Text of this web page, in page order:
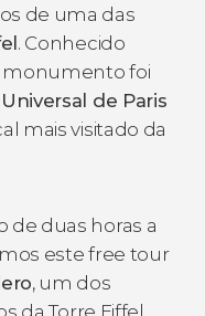
de uma das
. Conhecido
monumento foi
de Paris
mais visitado da
de duas horas a
este free tour
, um dos
da Torre Eiffel.